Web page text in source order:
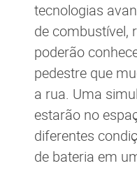
tecnologias
de combustível,
poderão
pedestre que
a rua. Uma
estarão no
diferentes
de bateria em